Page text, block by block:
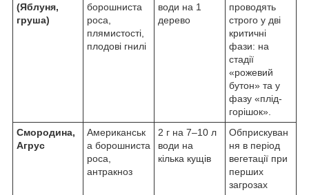
(Яблуня,
груша)
борошниста
роса,
плямистості,
плодові гнилі
води на 1
дерево
проводять
строго у дві
критичні
фази: на
стадії
«рожевий
бутон» та у
фазу «плід-
горішок».
Смородина,
Агрус
Американськ
а борошниста
роса,
антракноз
2 г на 7–10 л
води на
кілька кущів
Обприскуван
ня в період
вегетації при
перших
загрозах